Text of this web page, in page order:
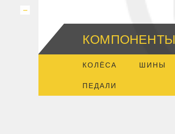
КОМПОНЕНТЫ
КОЛЁСА ШИНЫ
ПЕДАЛИ